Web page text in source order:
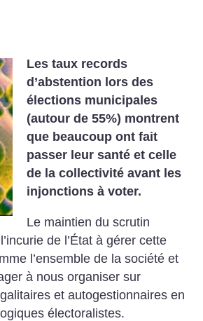
Les taux records
d’abstention lors des
élections municipales
(autour de 55%) montrent
que beaucoup ont fait
passer leur santé et celle
de la collectivité avant les
injonctions à voter.
Le maintien du scrutin
de l’État à gérer cette
l’ensemble de la société et
à nous organiser sur
et autogestionnaires en
électoralistes.